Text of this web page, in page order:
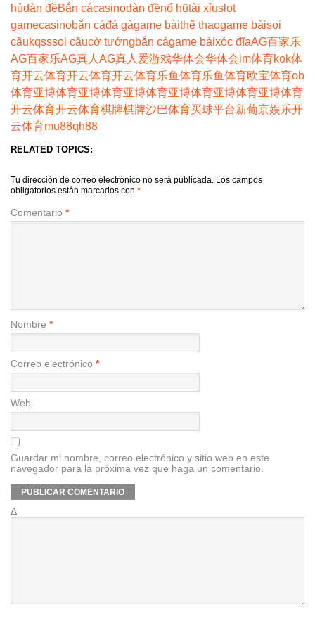
hủdàn đềBắn cácasinodàn đềnổ hũtài xỉuslot
gamecasinobắn cáđá gàgame bàithể thaogame bàisoi
cầukqsssoi cầucờ tướngbắn cágame bàixóc đĩaAG百家乐
AG百家乐AG真人 AG真人 爱游戏华体会华体会im体育kok体
育开云体育开云体育开云体育乐鱼体育乐鱼体育欧宝体育ob
体育亚博体育亚博体育亚博体育亚博体育亚博体育亚博体育
开云体育开云体育棋牌棋牌沙巴体育买球平台新葡京娱乐开
云体育mu88qh88
RELATED TOPICS:
Tu dirección de correo electrónico no será publicada. Los campos
obligatorios están marcados con *
Comentario *
Nombre *
Correo electrónico *
Web
Guardar mi nombre, correo electrónico y sitio web en este
navegador para la próxima vez que haga un comentario.
Δ